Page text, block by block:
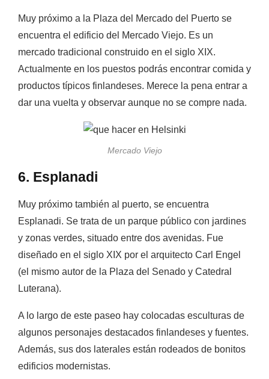
Muy próximo a la Plaza del Mercado del Puerto se
encuentra el edificio del Mercado Viejo. Es un
mercado tradicional construido en el siglo XIX.
Actualmente en los puestos podrás encontrar comida y
productos típicos finlandeses. Merece la pena entrar a
dar una vuelta y observar aunque no se compre nada.
Mercado Viejo
6. Esplanadi
Muy próximo también al puerto, se encuentra
Esplanadi. Se trata de un parque público con jardines
y zonas verdes, situado entre dos avenidas. Fue
diseñado en el siglo XIX por el arquitecto Carl Engel
(el mismo autor de la Plaza del Senado y Catedral
Luterana).
A lo largo de este paseo hay colocadas esculturas de
algunos personajes destacados finlandeses y fuentes.
Además, sus dos laterales están rodeados de bonitos
edificios modernistas.